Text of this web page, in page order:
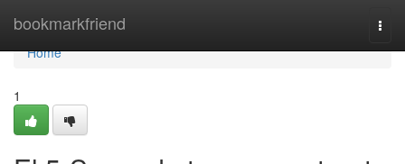
bookmarkfriend
Home
Home
1